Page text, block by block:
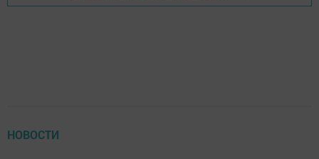
НОВОСТИ